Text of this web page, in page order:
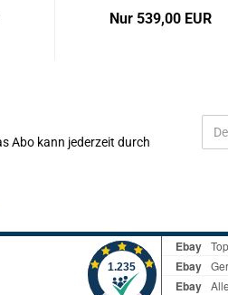
Nur 539,00 EUR
Abo kann jederzeit durch